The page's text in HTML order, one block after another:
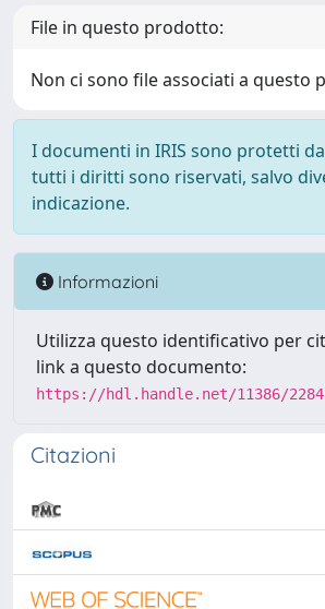
File in questo prodotto:
Non ci sono file associati a questo
I documenti in IRIS sono protetti
tutti i diritti sono riservati, salvo
indicazione.
Informazioni
Utilizza questo identificativo per
link a questo documento:
https://hdl.handle.net/11386/
Citazioni